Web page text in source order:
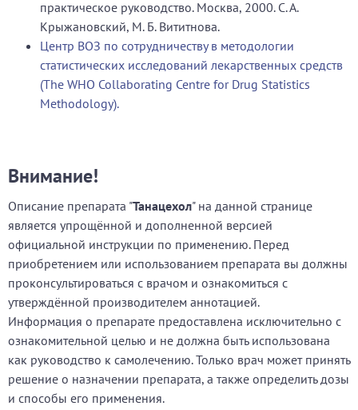
практическое руководство. Москва, 2000. С. А.
Крыжановский, М. Б. Вититнова.
Центр ВОЗ по сотрудничеству в методологии
статистических исследований лекарственных средств
(The WHO Collaborating Centre for Drug Statistics
Methodology).
Внимание!
Описание препарата "Танацехол" на данной странице
является упрощённой и дополненной версией
официальной инструкции по применению. Перед
приобретением или использованием препарата вы должны
проконсультироваться с врачом и ознакомиться с
утверждённой производителем аннотацией.
Информация о препарате предоставлена исключительно с
ознакомительной целью и не должна быть использована
как руководство к самолечению. Только врач может принять
решение о назначении препарата, а также определить дозы
и способы его применения.